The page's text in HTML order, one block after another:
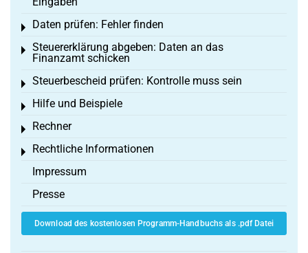
Daten prüfen: Fehler finden
Toggle menu
Steuererklärung abgeben: Daten an das
Finanzamt schicken
Toggle menu
Steuerbescheid prüfen: Kontrolle muss sein
Toggle menu
Hilfe und Beispiele
Toggle menu
Rechner
Toggle menu
Rechtliche Informationen
Toggle menu
Impressum
Presse
Download des kostenlosen Programm-Handbuchs als .pdf Datei